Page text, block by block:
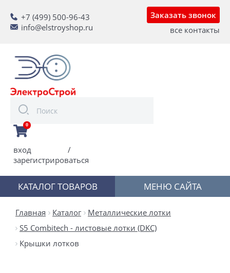
+7 (499) 500-96-43
info@elstroyshop.ru
Заказать звонок
все контакты
0
вход
/
зарегистрироваться
КАТАЛОГ ТОВАРОВ МЕНЮ САЙТА
Главная Каталог
Металлические лотки
S5 Combitech - листовые лотки (DKC)
Крышки лотков